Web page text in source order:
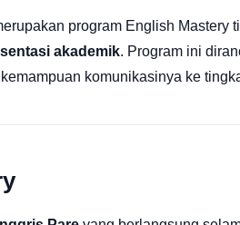
program English Mastery
akademik. Program ini
komunikasinya ke